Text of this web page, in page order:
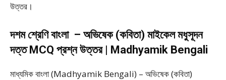
উত্তর।
দশম শ্রেণি বাংলা – অভিষেক (কবিতা) মাইকেল মধুসূদন
দত্ত MCQ প্রশ্ন উত্তর | Madhyamik Bengali
মাধ্যমিক বাংলা (Madhyamik Bengali) – অভিষেক (কবিতা)